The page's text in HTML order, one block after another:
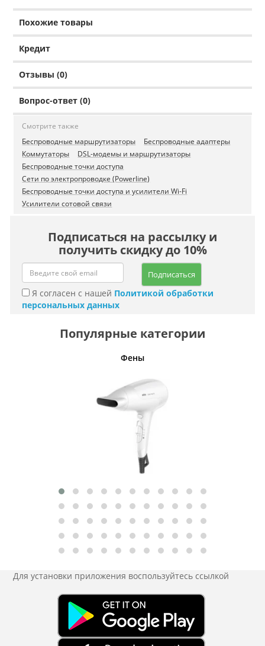
Похожие товары
Кредит
Отзывы (0)
Вопрос-ответ (0)
Смотрите также
Беспроводные маршрутизаторы
Беспроводные адаптеры
Коммутаторы
DSL-модемы и маршрутизаторы
Беспроводные точки доступа
Сети по электропроводке (Powerline)
Беспроводные точки доступа и усилители Wi-Fi
Усилители сотовой связи
Подписаться на рассылку и
получить скидку до 10%
Подписаться
Я согласен с нашей Политикой обработки
персональных данных
Популярные категории
Фены
Для установки приложения воспользуйтесь ссылкой